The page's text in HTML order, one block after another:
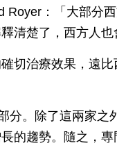
Royer：「大部分
清楚了，西方人也
切治療效果，遠
分。除了這兩家之
的趨勢。隨之，